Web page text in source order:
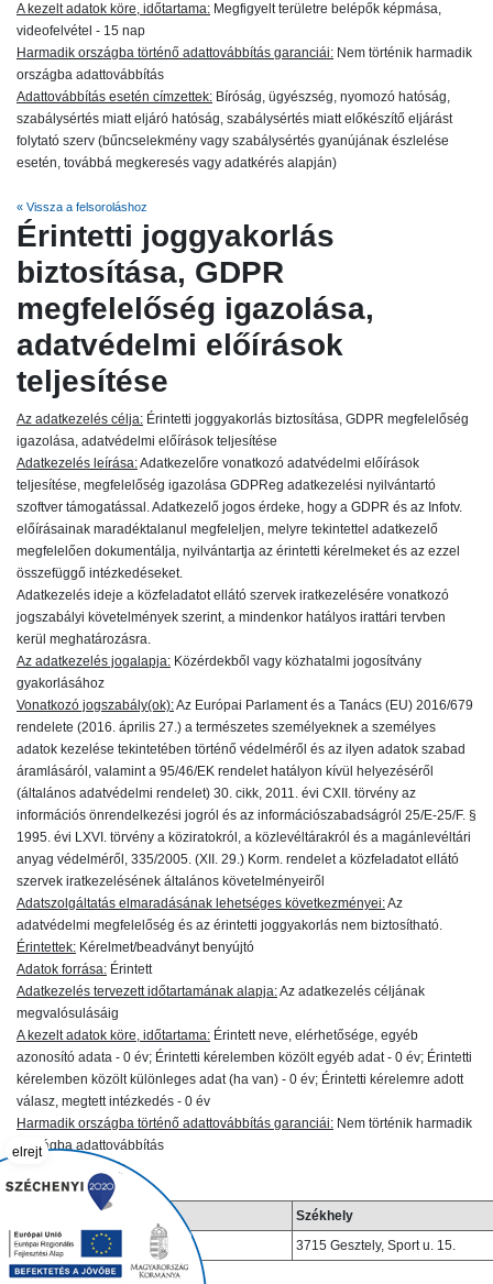
A kezelt adatok köre, időtartama: Megfigyelt területre belépők képmása,
videofelvétel - 15 nap
Harmadik országba történő adattovábbítás garanciái: Nem történik harmadik
országba adattovábbítás
Adattovábbítás esetén címzettek: Bíróság, ügyészség, nyomozó hatóság,
szabálysértés miatt eljáró hatóság, szabálysértés miatt előkészítő eljárást
folytató szerv (bűncselekmény vagy szabálysértés gyanújának észlelése
esetén, továbbá megkeresés vagy adatkérés alapján)
« Vissza a felsoroláshoz
Érintetti joggyakorlás
biztosítása, GDPR
megfelelőség igazolása,
adatvédelmi előírások
teljesítése
Az adatkezelés célja: Érintetti joggyakorlás biztosítása, GDPR megfelelőség
igazolása, adatvédelmi előírások teljesítése
Adatkezelés leírása:Adatkezelőre vonatkozó adatvédelmi előírások
teljesítése, megfelelőség igazolása GDPReg adatkezelési nyilvántartó
szoftver támogatással. Adatkezelő jogos érdeke, hogy a GDPR és az Infotv.
előírásainak maradéktalanul megfeleljen, melyre tekintettel adatkezelő
megfelelően dokumentálja, nyilvántartja az érintetti kérelmeket és az ezzel
összefüggő intézkedéseket.
Adatkezelés ideje a közfeladatot ellátó szervek iratkezelésére vonatkozó
jogszabályi követelmények szerint, a mindenkor hatályos irattári tervben
kerül meghatározásra.
Az adatkezelés jogalapja: Közérdekből vagy közhatalmi jogosítvány
gyakorlásához
Vonatkozó jogszabály(ok):Az Európai Parlament és a Tanács (EU) 2016/679
rendelete (2016. április 27.) a természetes személyeknek a személyes
adatok kezelése tekintetében történő védelméről és az ilyen adatok szabad
áramlásáról, valamint a 95/46/EK rendelet hatályon kívül helyezéséről
(általános adatvédelmi rendelet) 30. cikk, 2011. évi CXII. törvény az
információs önrendelkezési jogról és az információszabadságról 25/E-25/F. §
1995. évi LXVI. törvény a köziratokról, a közlevéltárakról és a magánlevéltári
anyag védelméről, 335/2005. (XII. 29.) Korm. rendelet a közfeladatot ellátó
szervek iratkezelésének általános követelményeiről
Adatszolgáltatás elmaradásának lehetséges következményei:Az
adatvédelmi megfelelőség és az érintetti joggyakorlás nem biztosítható.
Érintettek: Kérelmet/beadványt benyújtó
Adatok forrása: Érintett
Adatkezelés tervezett időtartamának alapja:Az adatkezelés céljának
megvalósulásáig
A kezelt adatok köre, időtartama: Érintett neve, elérhetősége, egyéb
azonosító adata - 0 év; Érintetti kérelemben közölt egyéb adat - 0 év; Érintetti
kérelemben közölt különleges adat (ha van) - 0 év; Érintetti kérelemre adott
válasz, megtett intézkedés - 0 év
Harmadik országba történő adattovábbítás garanciái: Nem történik harmadik
országba adattovábbítás
Adatfeldolgozó(k):
Székhely
IP Monitoring Kft.
3715 Gesztely, Sport u. 15.
elrejt